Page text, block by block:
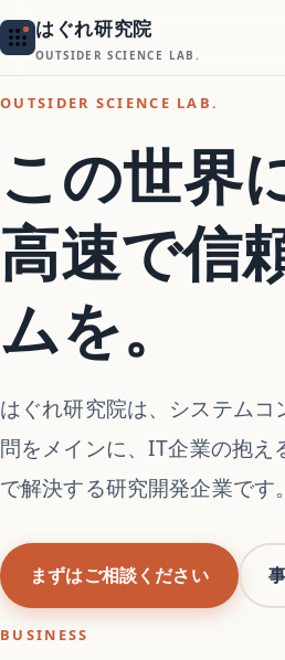
はぐれ研究院
OUTSIDER SCIENCE LAB.
OUTSIDER SCIENCE LAB.
この世界
高速で信
ムを。
はぐれ研究院は、システム
問をメインに、IT企業の抱え
で解決する研究開発企業です。
まずはご相談ください
BUSINESS